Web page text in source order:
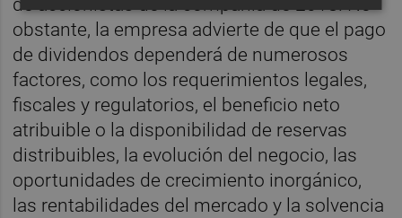
de accionistas de la compañía de 2018. No
obstante, la empresa advierte de que el pago
de dividendos dependerá de numerosos
factores, como los requerimientos legales,
fiscales y regulatorios, el beneficio neto
atribuible o la disponibilidad de reservas
distribuibles, la evolución del negocio, las
oportunidades de crecimiento inorgánico,
las rentabilidades del mercado y la solvencia